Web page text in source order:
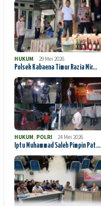
HUKUM
29 Mei 2026
Polsek Kabaena Timur Razia Mir…
HUKUM, POLRI
24 Mei 2026
Iptu Muhammad Saleh Pimpin Pat…